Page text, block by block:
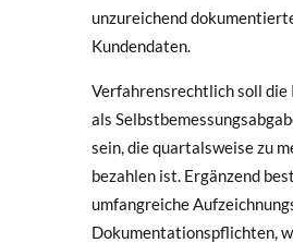
unzureichend
Kundendaten.
Verfahrensrechtlich soll
als
sein, die quartalsweise zu
bezahlen ist. Ergänzend
umfangreiche
Dokumentationspflichten,